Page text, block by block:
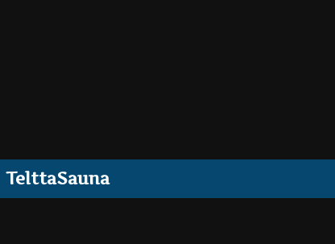
TelttaSauna